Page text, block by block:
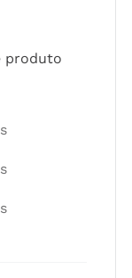
produto